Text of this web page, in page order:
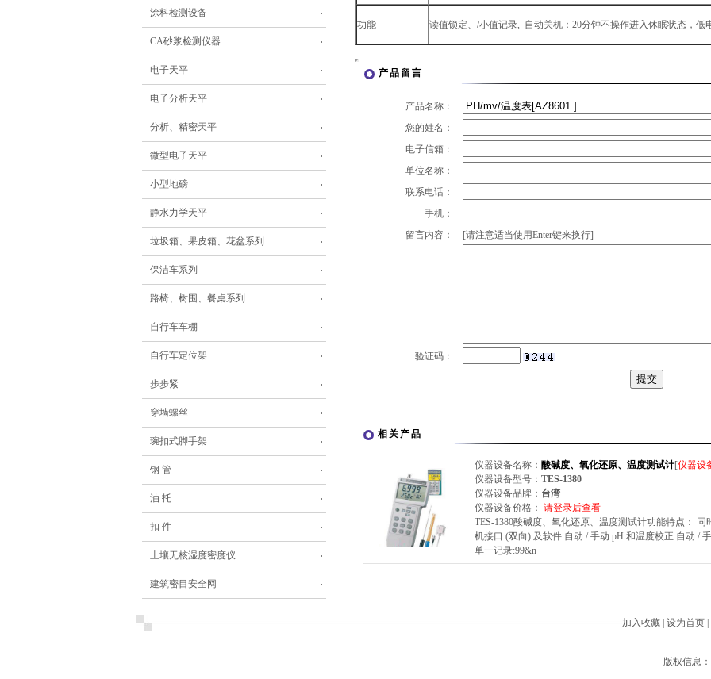
涂料检测设备
CA砂浆检测仪器
电子天平
电子分析天平
分析、精密天平
微型电子天平
小型地磅
静水力学天平
垃圾箱、果皮箱、花盆系列
保洁车系列
路椅、树围、餐桌系列
自行车车棚
自行车定位架
步步紧
穿墙螺丝
琬扣式脚手架
钢 管
油 托
扣 件
土壤无核湿度密度仪
建筑密目安全网
功能 读值锁定、/小值记录, 自动关机：20分钟不操作进入休眠状态，低
产品留言
产品名称：
您的姓名：
电子信箱：
单位名称：
联系电话：
手机：
留言内容：
[请注意适当使用Enter键来换行]
验证码：
相关产品
仪器设备名称： 酸碱度、氧化还原、温度测试计[仪器设
仪器设备型号： TES-1380
仪器设备品牌： 台湾
仪器设备价格： 请登录后查看
TES-1380酸碱度、氧化还原、温度测试计功能特点：
机接口 (双向) 及软件 自动 / 手动 pH 和温度校正 自动 /
单一记录:99&n
加入收藏 设为首页
版权信息